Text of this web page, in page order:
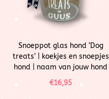
Snoeppot glas hond ‘Dog
treats’ | koekjes en snoepjes
hond | naam van jouw hond
€16,95